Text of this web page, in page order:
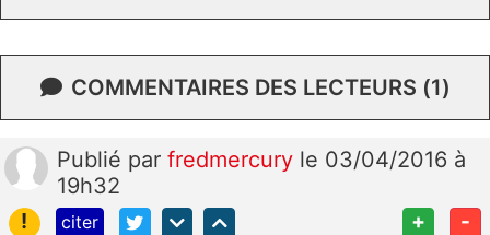
COMMENTAIRES DES LECTEURS (1)
Publié par fredmercury le 03/04/2016 à
19h32
!
citer + -